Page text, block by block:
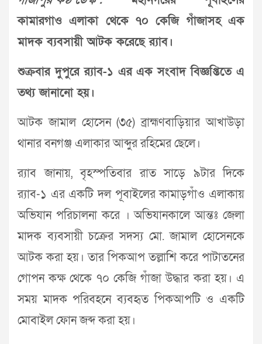
কামারগাও এলাকা থেকে ৭০ কেজি গাঁজাসহ এক
মাদক ব্যবসায়ী আটক করেছে র‌্যাব।
শুক্রবার দুপুরে র‌্যাব-১ এর এক সংবাদ বিজ্ঞপ্তিতে এ
তথ্য জানানো হয়।
আটক জামাল হোসেন (৩৫) ব্রাহ্মণবাড়িয়ার আখাউড়া
থানার বনগঞ্জ এলাকার আব্দুর রহিমের ছেলে।
র‌্যাব জানায়, বৃহস্পতিবার রাত সাড়ে ৯টার দিকে
র‌্যাব-১ এর একটি দল পূবাইলের কামাড়গাঁও এলাকায়
অভিযান পরিচালনা করে । অভিযানকালে আন্তঃ জেলা
মাদক ব্যবসায়ী চক্রের সদস্য মো. জামাল হোসেনকে
আটক করা হয়। তার পিকআপ তল্লাশি করে পাটাতনের
গোপন কক্ষ থেকে ৭০ কেজি গাঁজা উদ্ধার করা হয়। এ
সময় মাদক পরিবহনে ব্যবহৃত পিকআপটি ও একটি
মোবাইল ফোন জব্দ করা হয়।